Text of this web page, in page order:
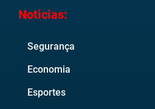
Noticias:
Segurança
Economia
Esportes